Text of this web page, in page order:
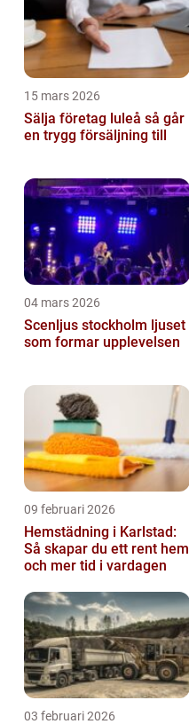
15 mars 2026
Sälja företag luleå så går
en trygg försäljning till
04 mars 2026
Scenljus stockholm ljuset
som formar upplevelsen
09 februari 2026
Hemstädning i Karlstad:
Så skapar du ett rent hem
och mer tid i vardagen
03 februari 2026